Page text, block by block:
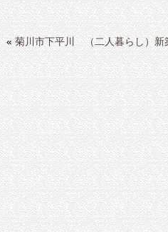
«菊川市下平川 （二人暮らし）新